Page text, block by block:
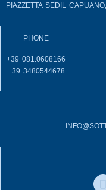
PIAZZETTA SEDIL
PHONE
+39 081.0608166
+39 3480544678